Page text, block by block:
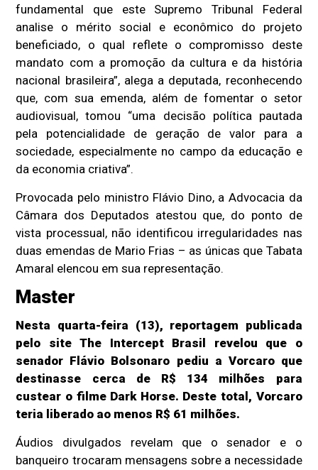
fundamental que este Supremo Tribunal Federal
analise o mérito social e econômico do projeto
beneficiado, o qual reflete o compromisso deste
mandato com a promoção da cultura e da história
nacional brasileira”, alega a deputada, reconhecendo
que, com sua emenda, além de fomentar o setor
audiovisual, tomou “uma decisão política pautada
pela potencialidade de geração de valor para a
sociedade, especialmente no campo da educação e
da economia criativa”.
Provocada pelo ministro Flávio Dino, a Advocacia da
Câmara dos Deputados atestou que, do ponto de
vista processual, não identificou irregularidades nas
duas emendas de Mario Frias – as únicas que Tabata
Amaral elencou em sua representação.
Master
Nesta quarta-feira (13), reportagem publicada
pelo site The Intercept Brasil revelou que o
senador Flávio Bolsonaro pediu a Vorcaroque
destinasse cerca de R$ 134 milhões para
custear o filme Dark Horse. Deste total, Vorcaro
teria liberado ao menos R$ 61 milhões.
Áudios divulgados revelam que o senador e o
banqueiro trocaram mensagens sobre a necessidade